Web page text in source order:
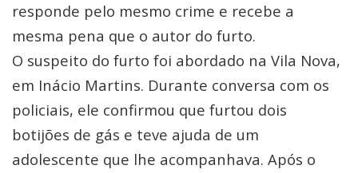
responde pelo mesmo crime e recebe a
mesma pena que o autor do furto.
O suspeito do furto foi abordado na Vila Nova,
em Inácio Martins. Durante conversa com os
policiais, ele confirmou que furtou dois
botijões de gás e teve ajuda de um
adolescente que lhe acompanhava. Após o